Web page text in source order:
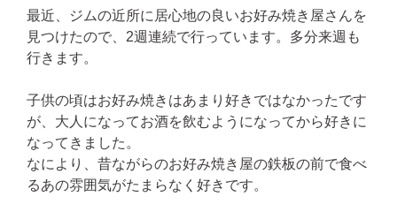
最近、ジムの近所に居心地の良いお好み焼き屋さんを
見つけたので、2週連続で行っています。多分来週も
行きます。
子供の頃はお好み焼きはあまり好きではなかったです
が、大人になってお酒を飲むようになってから好きに
なってきました。
なにより、昔ながらのお好み焼き屋の鉄板の前で食べ
るあの雰囲気がたまらなく好きです。